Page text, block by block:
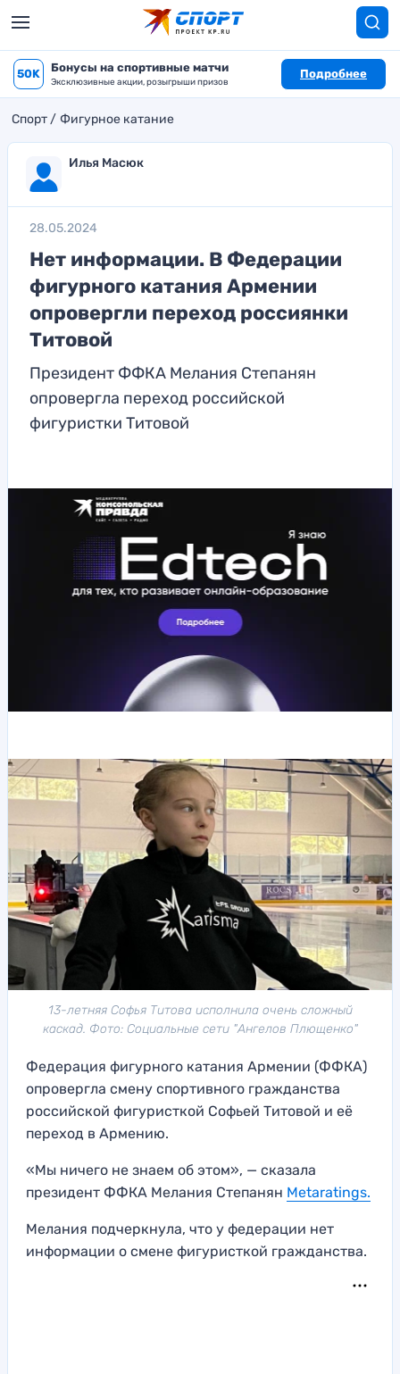
50K Бонусы на спортивные матчи
Эксклюзивные акции, розыгрыши призов
Подробнее
Спорт Фигурное катание
Илья Масюк
28.05.2024
Нет информации. В Федерации
фигурного катания Армении
опровергли переход россиянки
Титовой
Президент ФФКА Мелания Степанян
опровергла переход российской
фигуристки Титовой
13-летняя Софья Титова исполнила очень сложный
каскад. Фото: Социальные сети "Ангелов Плющенко"
Федерация фигурного катания Армении (ФФКА)
опровергла смену спортивного гражданства
российской фигуристкой Софьей Титовой и её
переход в Армению.
«Мы ничего не знаем об этом», — сказала
президент ФФКА Мелания Степанян Metaratings.
Мелания подчеркнула, что у федерации нет
информации о смене фигуристкой гражданства.